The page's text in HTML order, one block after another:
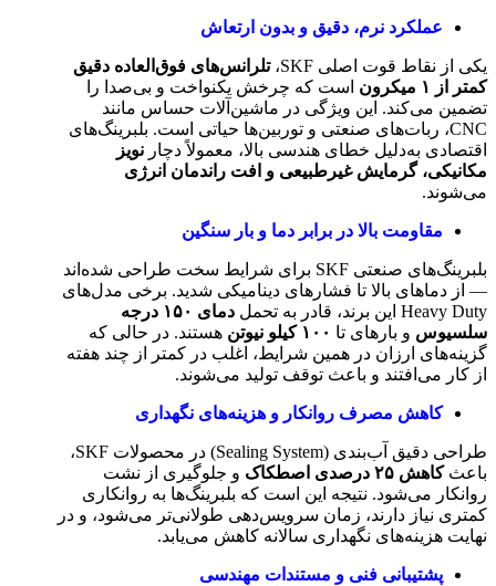
عملکرد نرم، دقیق و بدون ارتعاش
یکی از نقاط قوت اصلی SKF،
تلرانس‌های فوق‌العاده دقیق
کمتر از ۱ میکرون است که چرخش یکنواخت و بی‌صدا را
تضمین می‌کند. این ویژگی در ماشین‌آلات حساس مانند
CNC، ربات‌های صنعتی و توربین‌ها حیاتی است. بلبرینگ‌های
اقتصادی به‌دلیل خطای هندسی بالا، معمولاً دچار نویز
مکانیکی، گرمایش غیرطبیعی و افت راندمان انرژی
می‌شوند.
مقاومت بالا در برابر دما و بار سنگین
بلبرینگ‌های صنعتی SKF برای شرایط سخت طراحی شده‌اند
— از دماهای بالا تا فشارهای دینامیکی شدید. برخی مدل‌های
Heavy Duty این برند، قادر به تحمل
دمای ۱۵۰ درجه
سلسیوس و بارهای تا ۱۰۰ کیلو نیوتن هستند. در حالی که
گزینه‌های ارزان در همین شرایط، اغلب در کمتر از چند هفته
از کار می‌افتند و باعث توقف تولید می‌شوند.
کاهش مصرف روانکار و هزینه‌های نگهداری
طراحی دقیق آب‌بندی (Sealing System) در محصولات SKF،
باعثکاهش ۲۵ درصدی اصطکاک و جلوگیری از نشت
روانکار می‌شود. نتیجه این است که بلبرینگ‌ها به روانکاری
کمتری نیاز دارند، زمان سرویس‌دهی طولانی‌تر می‌شود، و در
نهایت هزینه‌های نگهداری سالانه کاهش می‌یابد.
پشتیبانی فنی و مستندات مهندسی